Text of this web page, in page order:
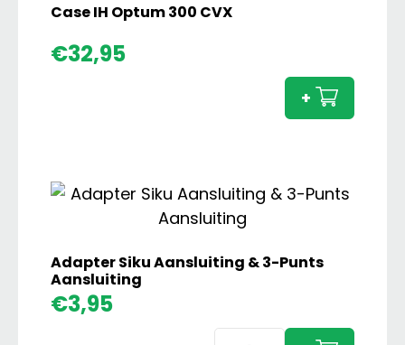
Case IH Optum 300 CVX
€32,95
300
+
Adapter Siku Aansluiting & 3-Punts
Aansluiting
€3,95
Adapter